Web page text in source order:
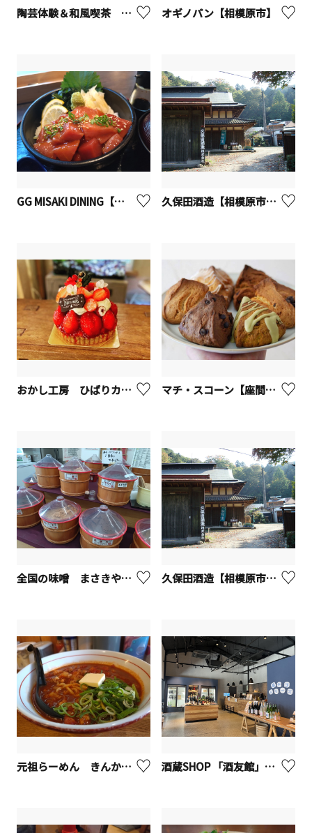
陶芸体験＆和風喫茶 ひばり茶寮【座間市】 オギノパン【相模原市】
GG MISAKI DINING【座間市】 久保田酒造【相模原市】※観光事業者向けUV
おかし工房 ひばりカフェ【座間市】 マチ・スコーン【座間市】
全国の味噌 まさきや【座間市】 久保田酒造【相模原市緑区】
元祖らーめん きんかどう本店【座間市】 酒蔵SHOP 「酒友館」【海老名市】